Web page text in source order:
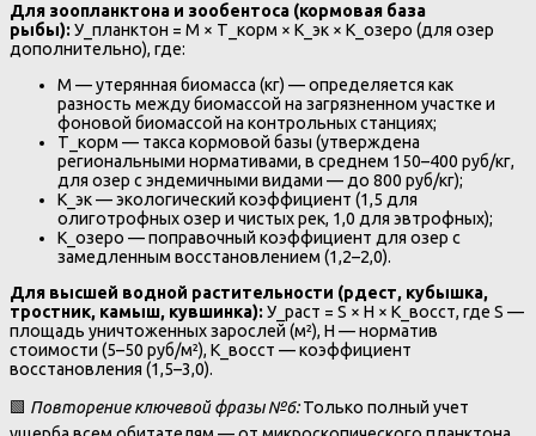
Для зоопланктона и зообентоса (кормовая база
рыбы):У_планктон = M × T_корм × K_эк × K_озеро (для озер
дополнительно), где:
M — утерянная биомасса (кг) — определяется как
разность между биомассой на загрязненном участке и
фоновой биомассой на контрольных станциях;
T_корм — такса кормовой базы (утверждена
региональными нормативами, в среднем 150–400 руб/кг,
для озер с эндемичными видами — до 800 руб/кг);
K_эк — экологический коэффициент (1,5 для
олиготрофных озер и чистых рек, 1,0 для эвтрофных);
K_озеро — поправочный коэффициент для озер с
замедленным восстановлением (1,2–2,0).
Для высшей водной растительности (рдест, кубышка,
тростник, камыш, кувшинка):У_раст = S × H × K_восст, где S —
площадь уничтоженных зарослей (м²), H — норматив
стоимости (5–50 руб/м²), K_восст — коэффициент
восстановления (1,5–3,0).
🟩 Повторение ключевой фразы №6:Только полный учет